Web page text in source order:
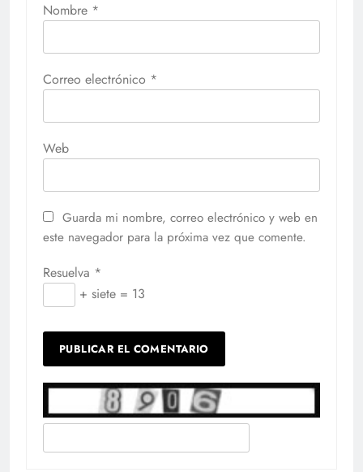
Nombre *
Correo electrónico *
Web
Guarda mi nombre, correo electrónico y web en
este navegador para la próxima vez que comente.
Resuelva *
+ siete = 13